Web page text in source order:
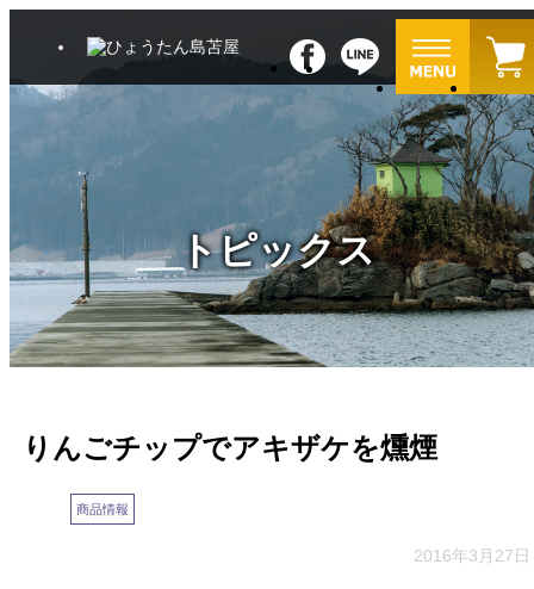
トピックス
りんごチップでアキザケを燻煙
商品情報
2016年3月27日